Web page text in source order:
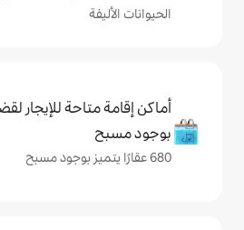
للإيجار لقضاء العطلات تتميز